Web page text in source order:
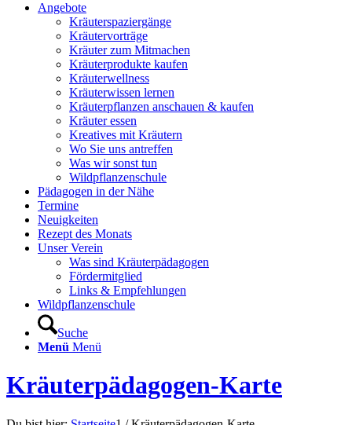
Angebote
Kräuterspaziergänge
Kräutervorträge
Kräuter zum Mitmachen
Kräuterprodukte kaufen
Kräuterwellness
Kräuterwissen lernen
Kräuterpflanzen anschauen & kaufen
Kräuter essen
Kreatives mit Kräutern
Wo Sie uns antreffen
Was wir sonst tun
Wildpflanzenschule
Pädagogen in der Nähe
Termine
Neuigkeiten
Rezept des Monats
Unser Verein
Was sind Kräuterpädagogen
Fördermitglied
Links & Empfehlungen
Wildpflanzenschule
Suche
Menü Menü
Kräuterpädagogen-Karte